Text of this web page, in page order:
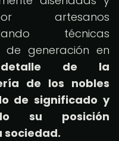
artesanos
técnicas
de generación en
de la
de los nobles
de significado y
su posición
sociedad.